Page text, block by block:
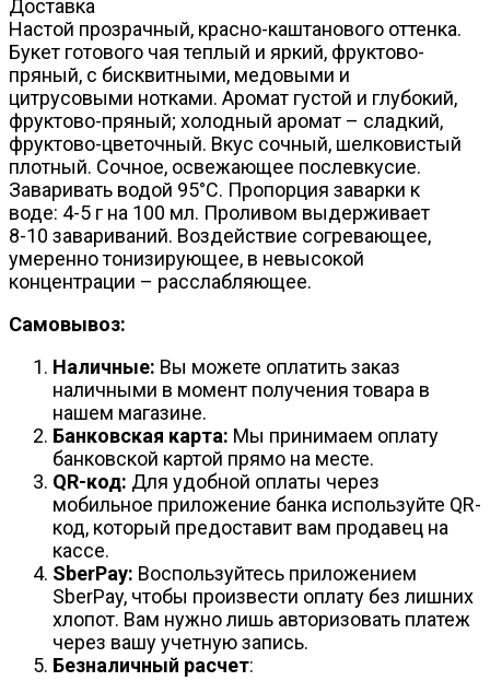
Доставка
Настой прозрачный, красно-каштанового оттенка.
Букет готового чая теплый и яркий, фруктово-
пряный, с бисквитными, медовыми и
цитрусовыми нотками. Аромат густой и глубокий,
фруктово-пряный; холодный аромат – сладкий,
фруктово-цветочный. Вкус сочный, шелковистый
плотный. Сочное, освежающее послевкусие.
Заваривать водой 95°С. Пропорция заварки к
воде: 4-5 г на 100 мл. Проливом выдерживает
8-10 завариваний. Воздействие согревающее,
умеренно тонизирующее, в невысокой
концентрации – расслабляющее.
Самовывоз:
Наличные: Вы можете оплатить заказ
наличными в момент получения товара в
нашем магазине.
Банковская карта: Мы принимаем оплату
банковской картой прямо на месте.
QR-код: Для удобной оплаты через
мобильное приложение банка используйте QR-
код, который предоставит вам продавец на
кассе.
SberPay: Воспользуйтесь приложением
SberPay, чтобы произвести оплату без лишних
хлопот. Вам нужно лишь авторизовать платеж
через вашу учетную запись.
Безналичный расчет: